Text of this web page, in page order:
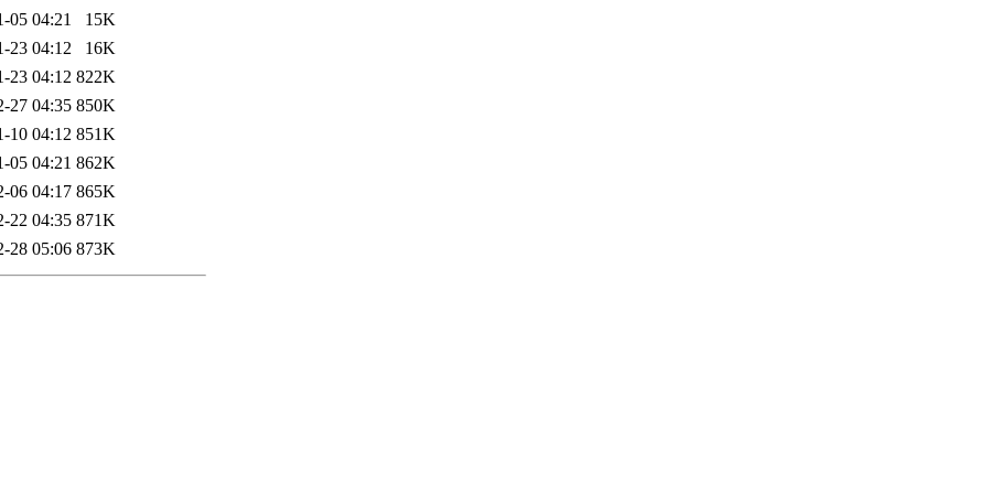
05 04:21
15K
23 04:12
16K
23 04:12 822K
27 04:35 850K
10 04:12 851K
05 04:21 862K
06 04:17 865K
22 04:35 871K
28 05:06 873K